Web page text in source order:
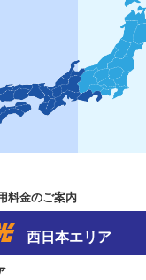
料金のご案内
西日本エリア